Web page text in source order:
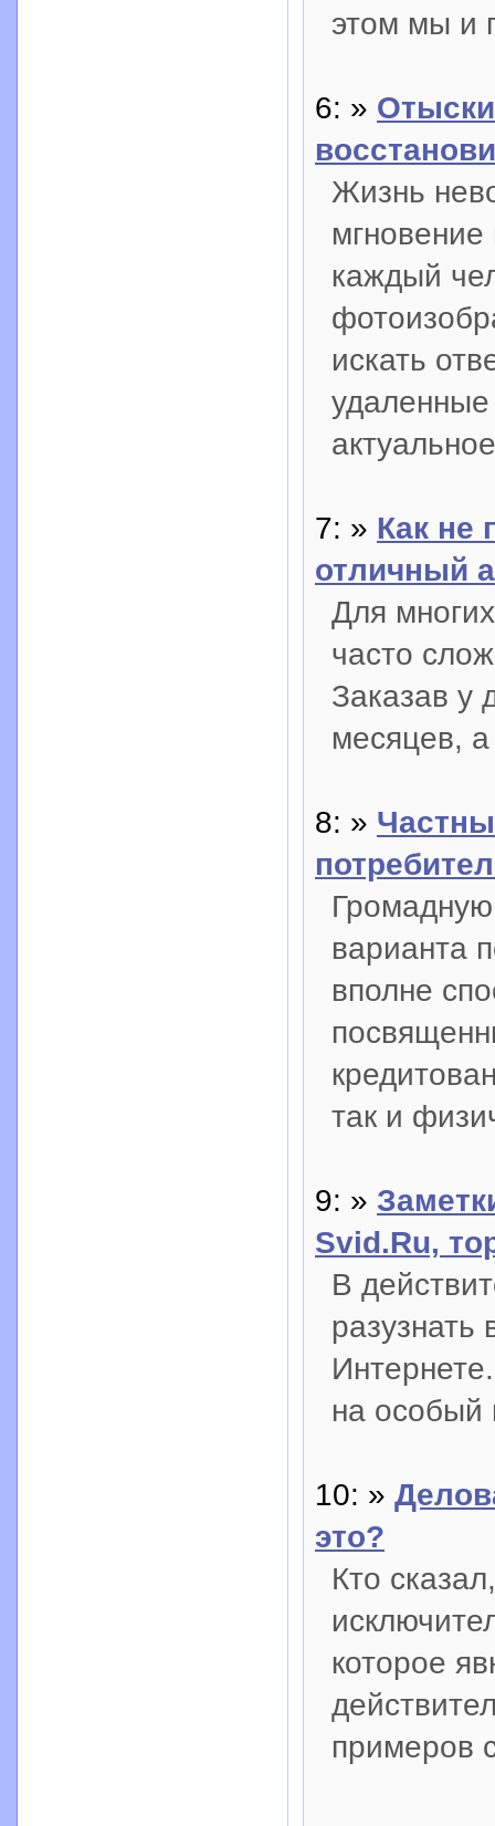
этом мы и
6: »
Жизнь
каждый
искать
7: » Как не
отличный
Для
часто
Заказав у
месяцев, а
8: »
варианта
вполне
так и
9: »
Svid.Ru,
В
разузнать
на особый
10: »
это?
Кто
которое
примеров